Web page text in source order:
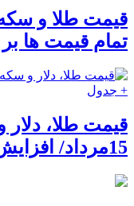
تمام قیمت ها
قیمت طلا، دلار
15مرداد/ افزایش قیمت ها + جدول